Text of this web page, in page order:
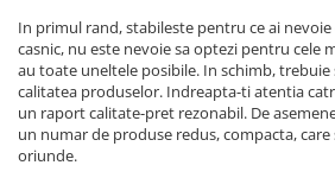
Pila motofierastrau / drujba
Plantator
Plasa de umbrire
Plase plante
Pompa de apa curata/murdara
In primul rand, stabileste pentru ce ai nevoie
casnic, nu este nevoie sa optezi pentru cele
au toate uneltele posibile. In schimb,
calitatea produselor. Indreapta-ti atentia
un raport calitate-pret rezonabil. De
un numar de produse redus, compacta,
oriunde.